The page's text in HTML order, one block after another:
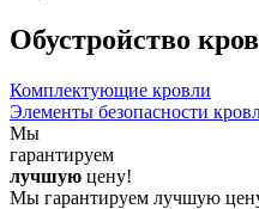
Обустройство
Комплектующие кровли
Элементы безопасности
Мы
гарантируем
лучшую цену!
Мы гарантируем лучшую